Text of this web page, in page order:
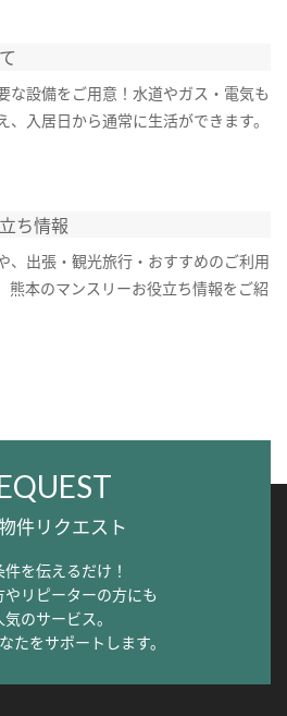
な設備をご用意！水道やガス・電気も
、入居日から通常に生活ができます。
ち情報
、出張・観光旅行・おすすめのご利用
熊本のマンスリーお役立ち情報をご紹
件リクエスト
を伝えるだけ！
リピーターの方にも
のサービス。
たをサポートします。